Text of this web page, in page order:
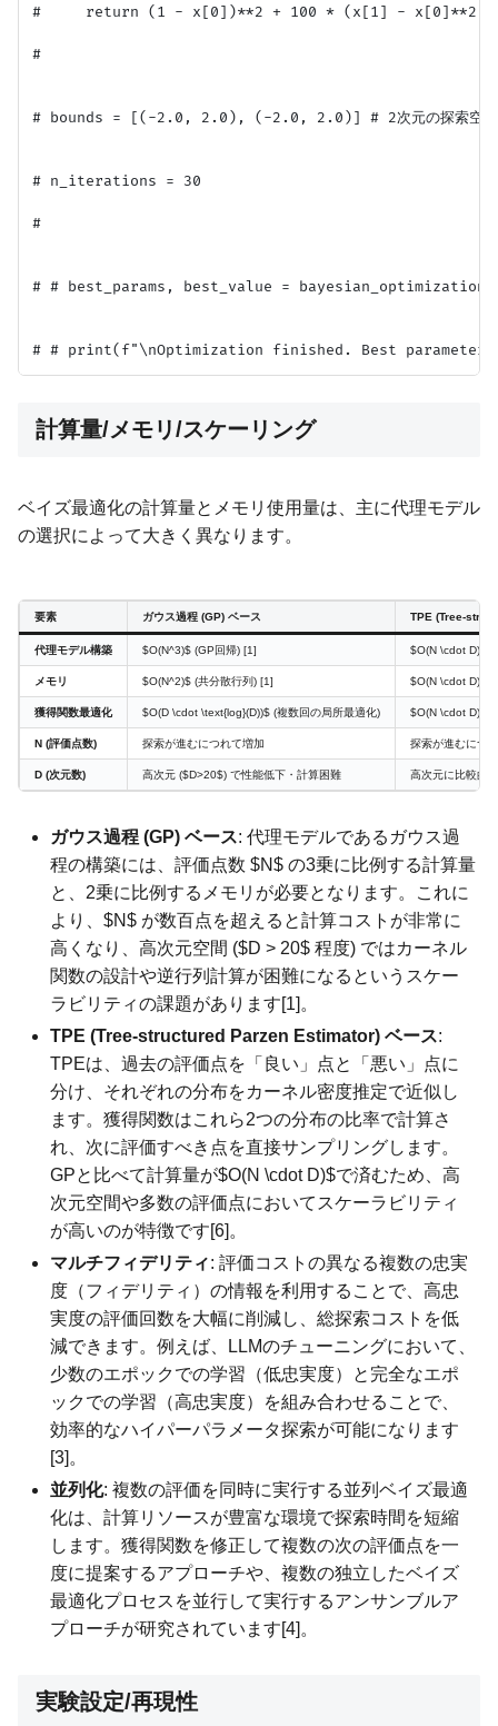
#     return (1 - x[0])**2 + 100 * (x[1] -
#
# bounds = [(-2.0, 2.0), (-2.0, 2.0)] # 2次元の探索空間
# n_iterations = 30
#
# # best_params, best_value =
計算量/メモリ/スケーリング
ベイズ最適化の計算量とメモリ使用量は、主に代理モデル
の選択によって大きく異なります。
要素 ガウス過程 (GP) ベース TPE (Tree-
代理モデル構築 $O(N^3)$ (GP回帰) [1] $O(N \cdot D)$ (
メモリ $O(N^2)$ (共分散行列) [1] $O(N \cdot D)$
獲得関数最適化 $O(D \cdot \text{log}(D))$ (複数回の局所最適化) $O(N \cdot D)$ (
N (評価点数) 探索が進むにつれて増加 探索が進むにつ
D (次元数) 高次元 ($D>20$) で性能低下・計算困難 高次元に比較的
ガウス過程 (GP) ベース: 代理モデルであるガウス過
程の構築には、評価点数 $N$ の3乗に比例する計算量
と、2乗に比例するメモリが必要となります。これに
より、$N$ が数百点を超えると計算コストが非常に
高くなり、高次元空間 ($D > 20$ 程度) ではカーネル
関数の設計や逆行列計算が困難になるというスケー
ラビリティの課題があります[1]。
TPE (Tree-structured Parzen Estimator) ベース:
TPEは、過去の評価点を「良い」点と「悪い」点に
分け、それぞれの分布をカーネル密度推定で近似し
ます。獲得関数はこれら2つの分布の比率で計算さ
れ、次に評価すべき点を直接サンプリングします。
GPと比べて計算量が$O(N \cdot D)$で済むため、高
次元空間や多数の評価点においてスケーラビリティ
が高いのが特徴です[6]。
マルチフィデリティ: 評価コストの異なる複数の忠実
度（フィデリティ）の情報を利用することで、高忠
実度の評価回数を大幅に削減し、総探索コストを低
減できます。例えば、LLMのチューニングにおいて、
少数のエポックでの学習（低忠実度）と完全なエポ
ックでの学習（高忠実度）を組み合わせることで、
効率的なハイパーパラメータ探索が可能になります
[3]。
並列化: 複数の評価を同時に実行する並列ベイズ最適
化は、計算リソースが豊富な環境で探索時間を短縮
します。獲得関数を修正して複数の次の評価点を一
度に提案するアプローチや、複数の独立したベイズ
最適化プロセスを並行して実行するアンサンブルア
プローチが研究されています[4]。
実験設定/再現性